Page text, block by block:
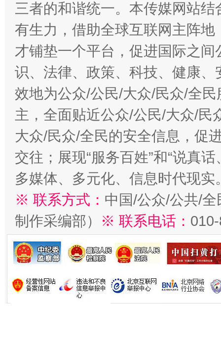
三者的和谐统一。本传媒网站
有生力，借助全球互联网主阵
才铺垫一个平台，促进国际之
识、法律、政策、科技、健康
效地为公众/公民/大众/民众/全
主，全面贴近公众/公民/大众/民
大众/民众/全民的安全信息，促
交往；展现“服务百姓”和“说真
多媒体、多元化、信息时代现实
※ 联系方式： 中国/公众/公共/
制作采编部）
※ 联系电话：